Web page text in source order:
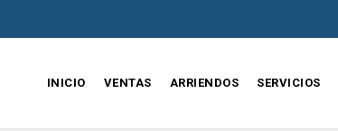
INICIO VENTAS ARRIENDOS SERVICIOS